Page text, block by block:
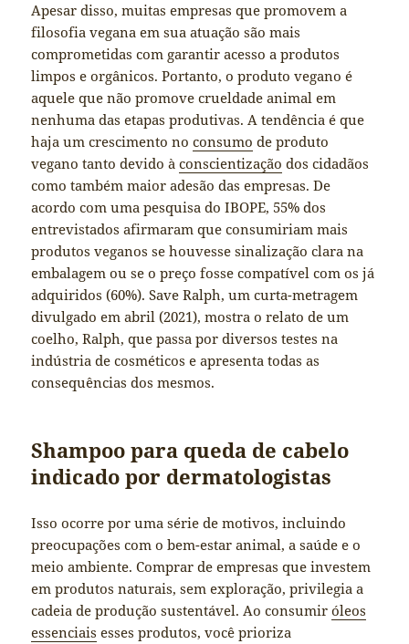
Apesar disso, muitas empresas que promovem a
filosofia vegana em sua atuação são mais
comprometidas com garantir acesso a produtos
limpos e orgânicos. Portanto, o produto vegano é
aquele que não promove crueldade animal em
nenhuma das etapas produtivas. A tendência é que
haja um crescimento noconsumo de produto
vegano tanto devido àconscientização dos cidadãos
como também maior adesão das empresas. De
acordo com uma pesquisa do IBOPE, 55% dos
entrevistados afirmaram que consumiriam mais
produtos veganos se houvesse sinalização clara na
embalagem ou se o preço fosse compatível com os já
adquiridos (60%). Save Ralph, um curta-metragem
divulgado em abril (2021), mostra o relato de um
coelho, Ralph, que passa por diversos testes na
indústria de cosméticos e apresenta todas as
consequências dos mesmos.
Shampoo para queda de cabelo
indicado por dermatologistas
Isso ocorre por uma série de motivos, incluindo
preocupações com o bem-estar animal, a saúde e o
meio ambiente. Comprar de empresas que investem
em produtos naturais, sem exploração, privilegia a
cadeia de produção sustentável. Ao consumiróleos
essenciais esses produtos, você prioriza